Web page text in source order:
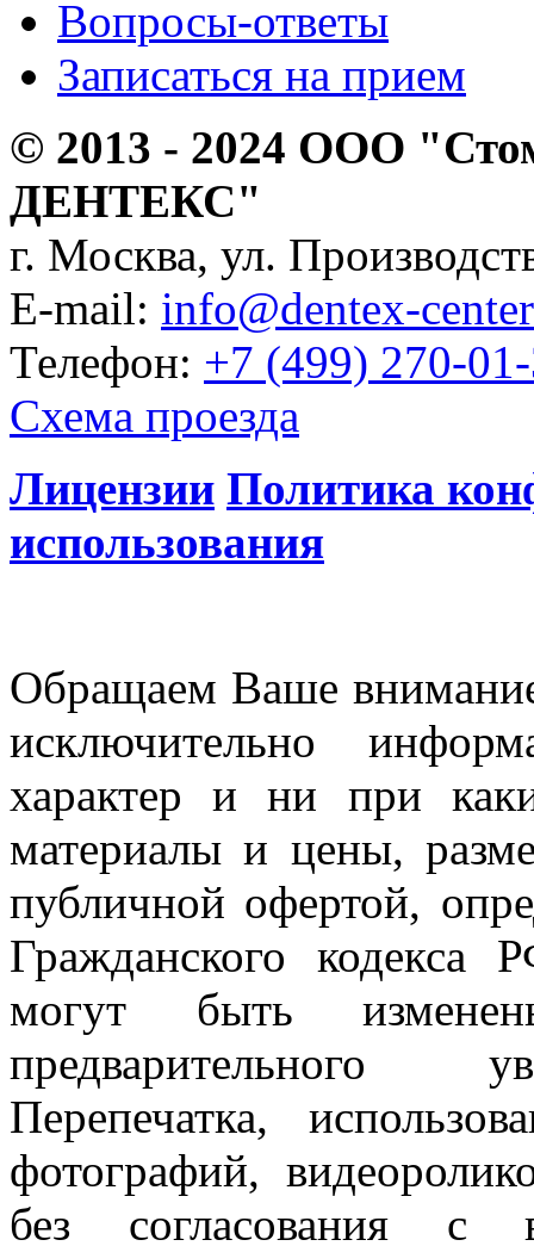
Вопросы-ответы
Записаться на прием
© 2013 - 2024 ООО
ДЕНТЕКС"
г. Москва, ул.
E-mail: info@dentex-
Телефон: +7 (499) 270-
Схема проезда
Лицензии Политика
использования
Обращаем Ваше
исключительно
характер и ни при
материалы и цены,
публичной офертой,
Гражданского
могут быть
предварительного
Перепечатка,
фотографий,
без согласования с